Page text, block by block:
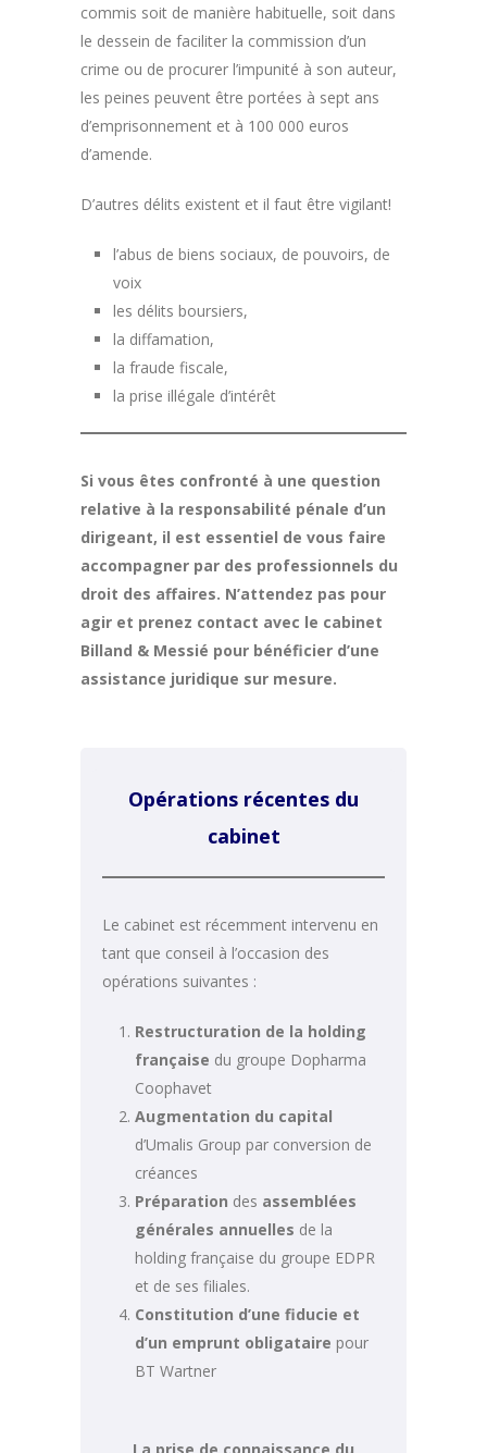
commis soit de manière habituelle, soit dans
le dessein de faciliter la commission d’un
crime ou de procurer l’impunité à son auteur,
les peines peuvent être portées à sept ans
d’emprisonnement et à 100 000 euros
d’amende.
D’autres délits existent et il faut être vigilant!
l’abus de biens sociaux, de pouvoirs, de
voix
les délits boursiers,
la diffamation,
la fraude fiscale,
la prise illégale d’intérêt
Si vous êtes confronté à une question
relative à la responsabilité pénale d’un
dirigeant, il est essentiel de vous faire
accompagner par des professionnels du
droit des affaires. N’attendez pas pour
agir et prenez contact avec le cabinet
Billand & Messié pour bénéficier d’une
assistance juridique sur mesure.
Opérations récentes du
cabinet
Le cabinet est récemment intervenu en
tant que conseil à l’occasion des
opérations suivantes :
Restructuration de la holding
française du groupe Dopharma
Coophavet
Augmentation du capital
d’Umalis Group par conversion de
créances
Préparation des assemblées
générales annuelles de la
holding française du groupe EDPR
et de ses filiales.
Constitution d’une fiducie et
d’un emprunt obligataire pour
BT Wartner